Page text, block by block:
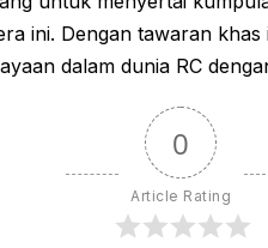
ini. Dengan tawaran
dalam dunia RC
0
Article Rating